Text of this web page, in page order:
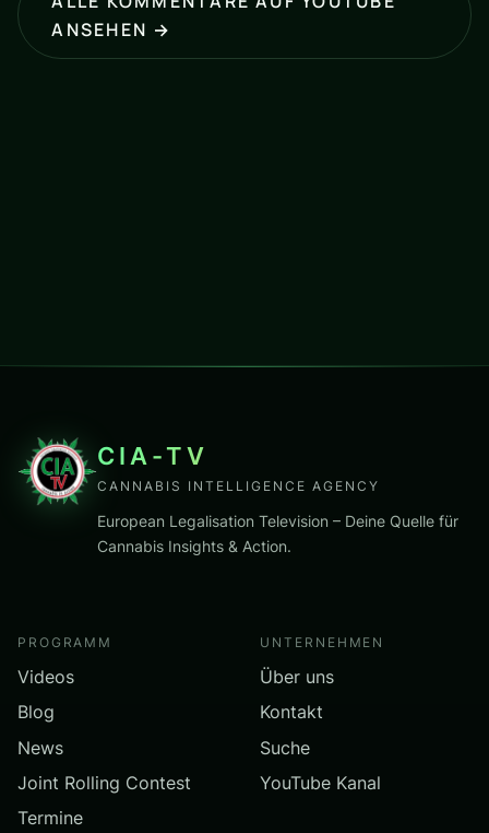
ANSEHEN →
CIA-TV
CANNABIS INTELLIGENCE AGENCY
European Legalisation Television – Deine Quelle für
Cannabis Insights & Action.
PROGRAMM
Videos
Blog
News
Joint Rolling Contest
Termine
UNTERNEHMEN
Über uns
Kontakt
Suche
YouTube Kanal